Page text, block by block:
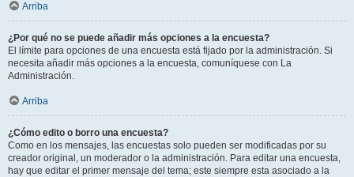
Arriba
¿Por qué no se puede añadir más opciones a la encuesta?
El límite para opciones de una encuesta está fijado por la administración. Si
necesita añadir más opciones a la encuesta, comuníquese con La
Administración.
Arriba
¿Cómo edito o borro una encuesta?
Como en los mensajes, las encuestas solo pueden ser modificadas por su
creador original, un moderador o la administración. Para editar una encuesta,
hay que editar el primer mensaje del tema; este siempre esta asociado a la